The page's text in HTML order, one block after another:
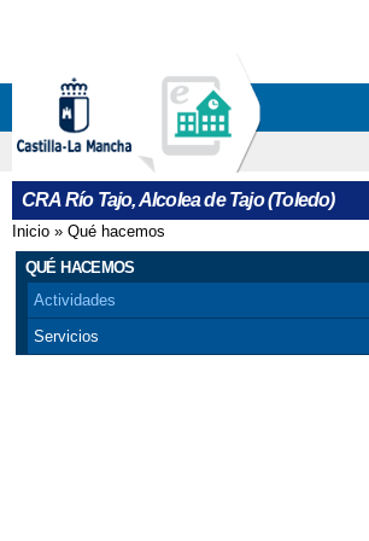
CRA Río Tajo, Alcolea de Tajo (Toledo)
Se encuentra usted aquí
Inicio » Qué hacemos
QUÉ HACEMOS
Actividades
Servicios